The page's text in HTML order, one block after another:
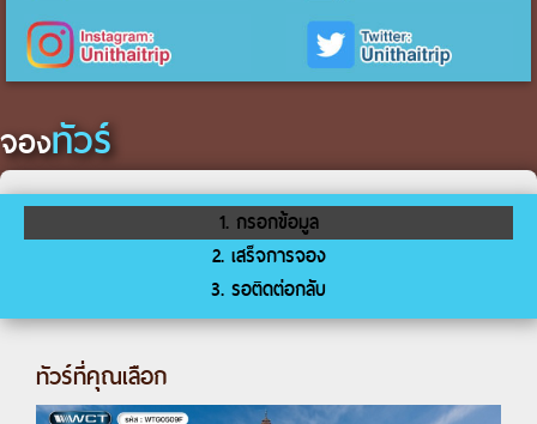
จองทัวร์
1. กรอกข้อมูล
2. เสร็จการจอง
3. รอติดต่อกลับ
ทัวร์ที่คุณเลือก